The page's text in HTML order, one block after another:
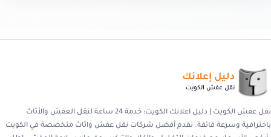
دليل إعلانك
نقل عفش الكويت
نقل عفش الكويت | دليل اعلانك الكويت: خدمة 24 ساعة لنقل العفش والأثاث
باحترافية وسرعة فائقة. نقدم أفضل شركات نقل عفش واثاث متخصصة في الكويت